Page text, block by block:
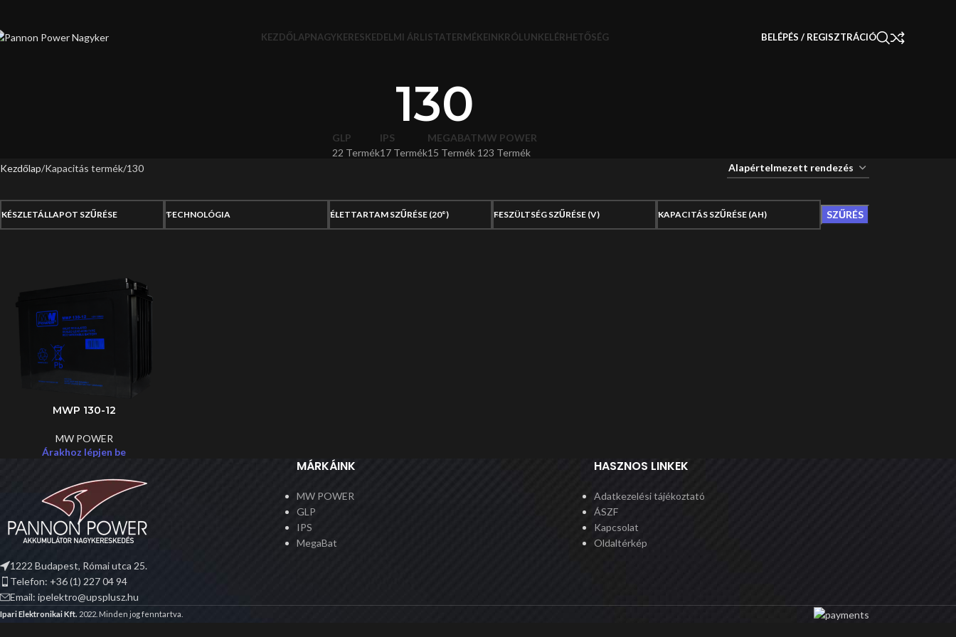
KEZDŐLAPNAGYKERESKEDELMI ÁRLISTATERMÉKEINKRÓLUNKELÉRHETŐSÉG BELÉPÉS / REGISZTRÁCIÓ
130
GLP
22 Termék
IPS
17 Termék
MEGABAT
15 Termék
MW POWER
123 Termék
Kezdőlap Kapacitás termék 130
KÉSZLETÁLLAPOT SZŰRÉSE TECHNOLÓGIA ÉLETTARTAM SZŰRÉSE (20°) FESZÜLTSÉG SZŰRÉSE (V) KAPACITÁS SZŰRÉSE (AH) SZŰRÉS
MWP 130-12
MW POWER
Árakhoz lépjen be
1222 Budapest, Római utca 25.
Telefon: +36 (1) 227 04 94
Email: ipelektro@upsplusz.hu
MÁRKÁINK
MW POWER
GLP
IPS
MegaBat
HASZNOS LINKEK
Adatkezelési tájékoztató
ÁSZF
Kapcsolat
Oldaltérkép
Ipari Elektronikai Kft. 2022. Minden jog fenntartva.